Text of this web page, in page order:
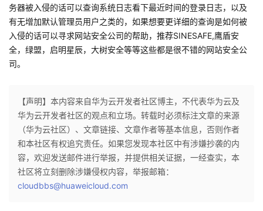
务器被入侵的话可以查询系统日志看下最近时间的登录日志，以及
有无增加默认管理员用户之类的，如果想要更详细的查询是如何被
入侵的话可以寻求网站安全公司的帮助，推荐SINESAFE,鹰盾安
全，绿盟，启明星辰，大树安全等等这些都是很不错的网站安全公
司。
【声明】本内容来自华为云开发者社区博主，不代表华为云及
华为云开发者社区的观点和立场。转载时必须标注文章的来源
（华为云社区）、文章链接、文章作者等基本信息，否则作者
和本社区有权追究责任。如果您发现本社区中有涉嫌抄袭的内
容，欢迎发送邮件进行举报，并提供相关证据，一经查实，本
社区将立刻删除涉嫌侵权内容，举报邮箱：
cloudbbs@huaweicloud.com